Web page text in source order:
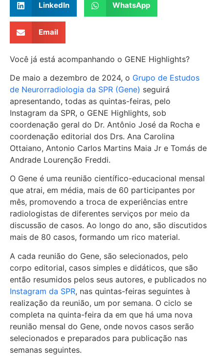
LinkedIn WhatsApp
Email
Você já está acompanhando o GENE Highlights?
De maio a dezembro de 2024, o Grupo de Estudos
de Neurorradiologia da SPR (Gene) seguirá
apresentando, todas as quintas-feiras, pelo
Instagram da SPR, o GENE Highlights, sob
coordenação geral do Dr. Antônio José da Rocha e
coordenação editorial dos Drs. Ana Carolina
Ottaiano, Antonio Carlos Martins Maia Jr e Tomás de
Andrade Lourenção Freddi.
O Gene é uma reunião científico-educacional mensal
que atrai, em média, mais de 60 participantes por
mês, promovendo a troca de experiências entre
radiologistas de diferentes serviços por meio da
discussão de casos. Ao longo do ano, são discutidos
mais de 80 casos, formando um rico material.
A cada reunião do Gene, são selecionados, pelo
corpo editorial, casos simples e didáticos, que são
então resumidos pelos seus autores, e publicados no
Instagram da SPR, nas quintas-feiras seguintes à
realização da reunião, um por semana. O ciclo se
completa na quinta-feira da em que há uma nova
reunião mensal do Gene, onde novos casos serão
selecionados e preparados para publicação nas
semanas seguintes.